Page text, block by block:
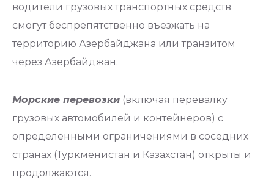
водители грузовых транспортных средств
смогут беспрепятственно въезжать на
территорию Азербайджана или транзитом
через Азербайджан.
Морские перевозки (включая перевалку
грузовых автомобилей и контейнеров) с
определенными ограничениями в соседних
странах (Туркменистан и Казахстан) открыты и
продолжаются.